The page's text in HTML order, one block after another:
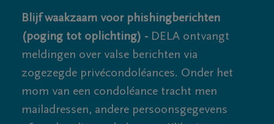
Blijf waakzaam voor phishingberichten
(poging tot oplichting) - DELA ontvangt
meldingen over valse berichten via
zogezegde privécondoléances. Onder het
mom van een condoléance tracht men
mailadressen, andere persoonsgegevens